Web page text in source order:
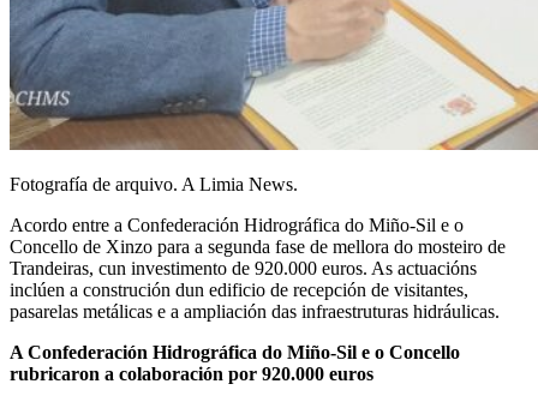
Fotografía de arquivo. A Limia News.
Acordo entre a Confederación Hidrográfica do Miño-Sil e o
Concello de Xinzo para a segunda fase de mellora do mosteiro de
Trandeiras, cun investimento de 920.000 euros. As actuacións
inclúen a construción dun edificio de recepción de visitantes,
pasarelas metálicas e a ampliación das infraestruturas hidráulicas.
A Confederación Hidrográfica do Miño-Sil e o Concello
rubricaron a colaboración por 920.000 euros